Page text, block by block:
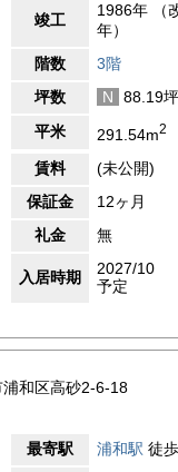
竣工
1986年 （
年）
階数
3階
坪数
N
88.19坪
平米
291.54m2
賃料
(未公開)
保証金
12ヶ月
礼金
無
入居時期
2027/10
予定
浦和区高砂2-6-18
最寄駅 浦和駅 徒